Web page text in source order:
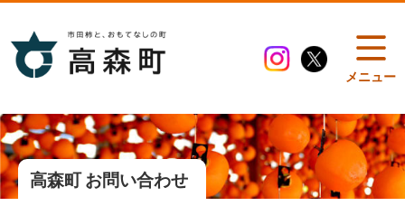
メニュー
高森町 お問い合わせ